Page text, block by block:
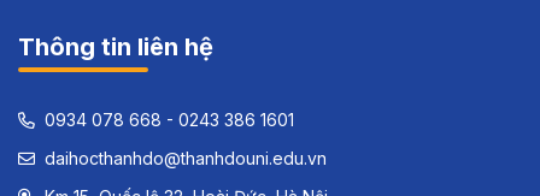
Thông tin liên hệ
0934 078 668 - 0243 386 1601
daihocthanhdo@thanhdouni.edu.vn